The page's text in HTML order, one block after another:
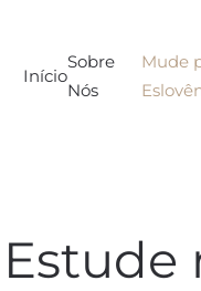
Início
Sobre
Nós
Mude
Estude